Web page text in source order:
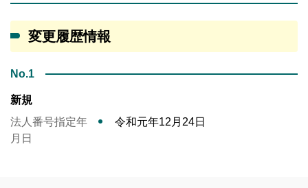
変更履歴情報
No.1
新規
法人番号指定年
月日
令和元年12月24日